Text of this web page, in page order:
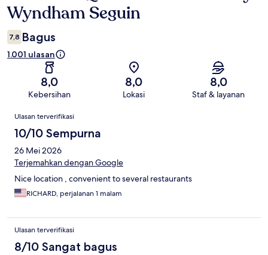
Wyndham Seguin
7,8 Bagus
1.001 ulasan
8,0
Kebersihan
8,0
Lokasi
8,0
Staf & layanan
Ulasan
Ulasan terverifikasi
10/10 Sempurna
26 Mei 2026
Terjemahkan dengan Google
Nice location , convenient to several restaurants
RICHARD, perjalanan 1 malam
Ulasan terverifikasi
8/10 Sangat bagus